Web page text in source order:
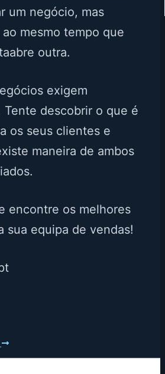
um negócio, mas
mesmo tempo que
outra.
exigem
Tente descobrir o que é
os seus clientes e
maneira de ambos
encontre os melhores
sua equipa de vendas!